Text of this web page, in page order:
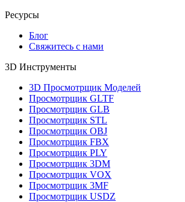
Ресурсы
Блог
Свяжитесь с нами
3D Инструменты
3D Просмотрщик Моделей
Просмотрщик GLTF
Просмотрщик GLB
Просмотрщик STL
Просмотрщик OBJ
Просмотрщик FBX
Просмотрщик PLY
Просмотрщик 3DM
Просмотрщик VOX
Просмотрщик 3MF
Просмотрщик USDZ